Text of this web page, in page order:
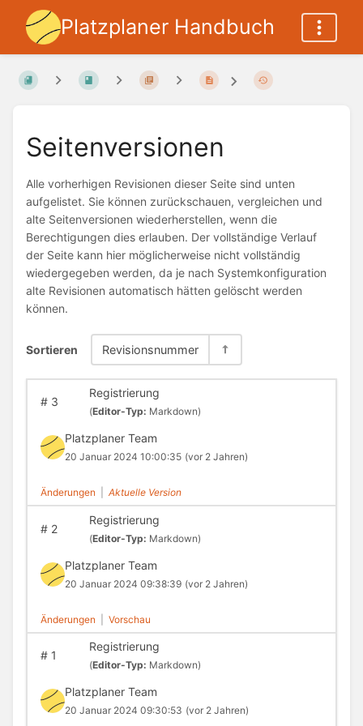
Platzplaner Handbuch
Seitenversionen
Alle vorherhigen Revisionen dieser Seite sind unten
aufgelistet. Sie können zurückschauen, vergleichen und
alte Seitenversionen wiederherstellen, wenn die
Berechtigungen dies erlauben. Der vollständige Verlauf
der Seite kann hier möglicherweise nicht vollständig
wiedergegeben werden, da je nach Systemkonfiguration
alte Revisionen automatisch hätten gelöscht werden
können.
Sortieren Revisionsnummer
#3
Registrierung
(Editor-Typ: Markdown)
Platzplaner Team
20 Januar 2024 10:00:35 (vor 2 Jahren)
Änderungen Aktuelle Version
#2
Registrierung
(Editor-Typ: Markdown)
Platzplaner Team
20 Januar 2024 09:38:39 (vor 2 Jahren)
Änderungen Vorschau
#1
Registrierung
(Editor-Typ: Markdown)
Platzplaner Team
20 Januar 2024 09:30:53 (vor 2 Jahren)